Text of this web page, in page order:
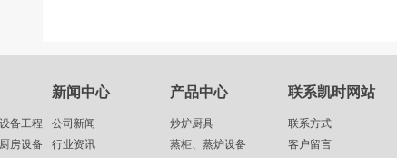
备工程
房设备
新闻中心
公司新闻
行业资讯
产品中心
炒炉厨具
蒸柜、蒸炉设备
联系凯时网站
联系方式
客户留言